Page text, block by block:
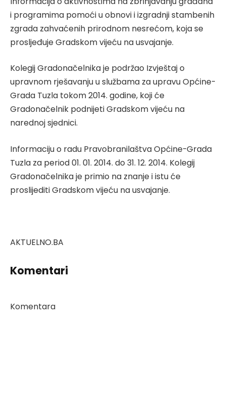
i programima pomoći u obnovi i izgradnji stambenih
zgrada zahvaćenih prirodnom nesrećom, koja se
prosljeđuje Gradskom vijeću na usvajanje.
Kolegij Gradonačelnika je podržao Izvještaj o
upravnom rješavanju u službama za upravu Općine-
Grada Tuzla tokom 2014. godine, koji će
Gradonačelnik podnijeti Gradskom vijeću na
narednoj sjednici.
Informaciju o radu Pravobranilaštva Općine-Grada
Tuzla za period 01. 01. 2014. do 31. 12. 2014. Kolegij
Gradonačelnika je primio na znanje i istu će
proslijediti Gradskom vijeću na usvajanje.
AKTUELNO.BA
Komentari
Komentara